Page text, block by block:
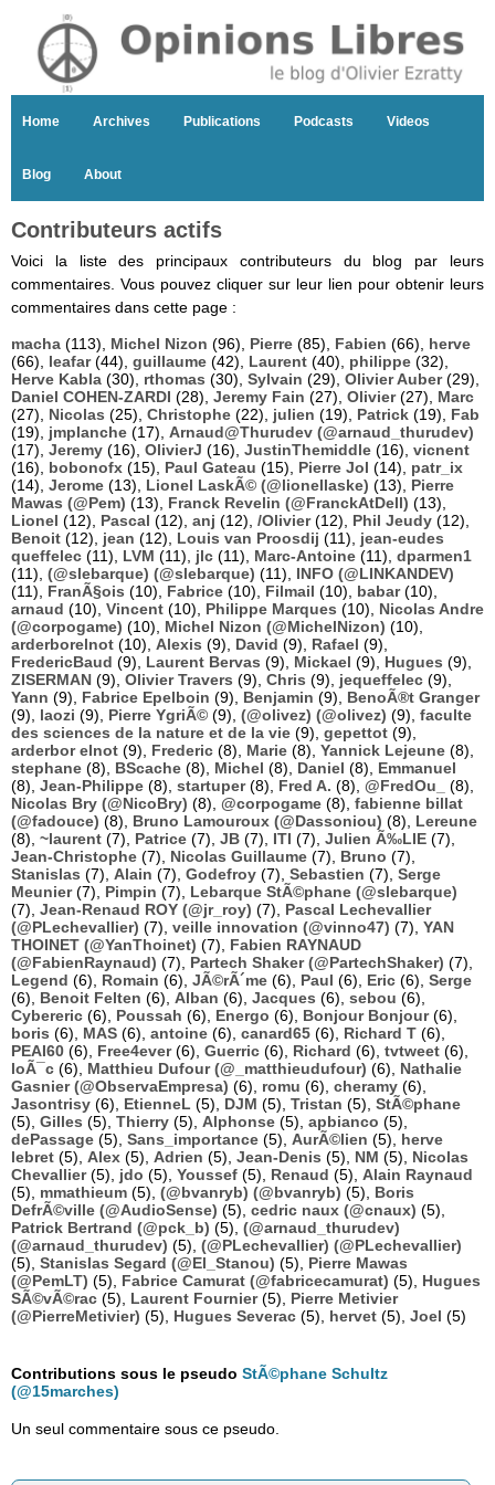
Home Archives Publications Podcasts Videos
Blog About
Contributeurs actifs
Voici la liste des principaux contributeurs du blog par leurs
commentaires. Vous pouvez cliquer sur leur lien pour obtenir leurs
commentaires dans cette page :
macha (113), Michel Nizon (96), Pierre (85), Fabien (66), herve
(66), leafar(44), guillaume (42), Laurent (40), philippe (32),
Herve Kabla (30), rthomas (30), Sylvain (29), Olivier Auber(29),
Daniel COHEN-ZARDI (28), Jeremy Fain (27), Olivier(27), Marc
(27), Nicolas (25), Christophe (22), julien (19), Patrick (19), Fab
(19), jmplanche (17), Arnaud@Thurudev (@arnaud_thurudev)
(17), Jeremy (16), OlivierJ (16), JustinThemiddle (16), vicnent
(16), bobonofx (15), Paul Gateau (15), Pierre Jol (14), patr_ix
(14), Jerome (13), Lionel LaskÃ© (@lionellaske) (13), Pierre
Mawas (@Pem) (13), Franck Revelin (@FranckAtDell) (13),
Lionel (12), Pascal (12), anj (12), /Olivier(12), Phil Jeudy (12),
Benoit (12), jean (12), Louis van Proosdij (11), jean-eudes
queffelec (11), LVM (11), jlc (11), Marc-Antoine (11), dparmen1
(11), (@slebarque) (@slebarque) (11), INFO (@LINKANDEV)
(11), FranÃ§ois (10), Fabrice (10), Filmail (10), babar(10),
arnaud (10), Vincent (10), Philippe Marques (10), Nicolas Andre
(@corpogame) (10), Michel Nizon (@MichelNizon) (10),
arderborelnot (10), Alexis (9), David (9), Rafael (9),
FredericBaud (9), Laurent Bervas (9), Mickael (9), Hugues (9),
ZISERMAN (9), Olivier Travers (9), Chris (9), jequeffelec (9),
Yann (9), Fabrice Epelboin (9), Benjamin (9), BenoÃ®t Granger
(9), laozi (9), Pierre YgriÃ© (9), (@olivez) (@olivez) (9), faculte
des sciences de la nature et de la vie (9), gepettot (9),
arderbor elnot (9), Frederic (8), Marie (8), Yannick Lejeune (8),
stephane (8), BScache (8), Michel (8), Daniel (8), Emmanuel
(8), Jean-Philippe (8), startuper(8), Fred A. (8), @FredOu_
(8),
Nicolas Bry (@NicoBry) (8), @corpogame (8), fabienne billat
(@fadouce) (8), Bruno Lamouroux (@Dassoniou) (8), Lereune
(8), ~laurent (7), Patrice (7), JB (7), ITI (7), Julien Ã‰LIE (7),
Jean-Christophe (7), Nicolas Guillaume (7), Bruno (7),
Stanislas (7), Alain (7), Godefroy (7), Sebastien (7), Serge
Meunier(7), Pimpin (7), Lebarque StÃ©phane (@slebarque)
(7), Jean-Renaud ROY (@jr_roy) (7), Pascal Lechevallier
(@PLechevallier) (7), veille innovation (@vinno47) (7), YAN
THOINET (@YanThoinet) (7), Fabien RAYNAUD
(@FabienRaynaud) (7), Partech Shaker (@PartechShaker) (7),
Legend (6), Romain (6), JÃ©rÃ´me (6), Paul (6), Eric (6), Serge
(6), Benoit Felten (6), Alban (6), Jacques (6), sebou (6),
Cybereric (6), Poussah (6), Energo (6), Bonjour Bonjour(6),
boris (6), MAS (6), antoine (6), canard65 (6), Richard T (6),
PEAI60 (6), Free4ever(6), Guerric (6), Richard (6), tvtweet (6),
loÃ¯c (6), Matthieu Dufour (@_matthieudufour) (6), Nathalie
Gasnier (@ObservaEmpresa) (6), romu (6), cheramy (6),
Jasontrisy (6), EtienneL (5), DJM (5), Tristan (5), StÃ©phane
(5), Gilles (5), Thierry (5), Alphonse (5), apbianco (5),
dePassage (5), Sans_importance (5), AurÃ©lien (5), herve
lebret (5), Alex (5), Adrien (5), Jean-Denis (5), NM (5), Nicolas
Chevallier(5), jdo (5), Youssef (5), Renaud (5), Alain Raynaud
(5), mmathieum (5), (@bvanryb) (@bvanryb) (5), Boris
DefrÃ©ville (@AudioSense) (5), cedric naux (@cnaux) (5),
Patrick Bertrand (@pck_b) (5), (@arnaud_thurudev)
(@arnaud_thurudev) (5), (@PLechevallier) (@PLechevallier)
(5), Stanislas Segard (@El_Stanou) (5), Pierre Mawas
(@PemLT) (5), Fabrice Camurat (@fabricecamurat) (5), Hugues
SÃ©vÃ©rac (5), Laurent Fournier(5), Pierre Metivier
(@PierreMetivier) (5), Hugues Severac (5), hervet (5), Joel (5)
Contributions sous le pseudo StÃ©phane Schultz
(@15marches)
Un seul commentaire sous ce pseudo.